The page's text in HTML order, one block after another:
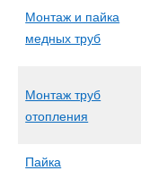
Монтаж и пайка
медных труб
Монтаж труб
отопления
Пайка